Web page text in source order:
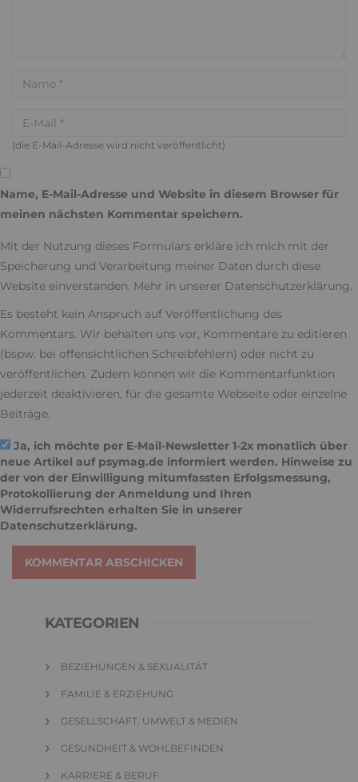
(die E-Mail-Adresse wird nicht veröffentlicht)
Name, E-Mail-Adresse und Website in diesem Browser für
meinen nächsten Kommentar speichern.
Mit der Nutzung dieses Formulars erkläre ich mich mit der
Speicherung und Verarbeitung meiner Daten durch diese
Website einverstanden. Mehr in unserer Datenschutzerklärung
Es besteht kein Anspruch auf Veröffentlichung des
Kommentars. Wir behalten uns vor, Kommentare zu editieren
(bspw. bei offensichtlichen Schreibfehlern) oder nicht zu
veröffentlichen. Zudem können wir die Kommentarfunktion
jederzeit deaktivieren, für die gesamte Webseite oder einzelne
Beiträge.
Ja, ich möchte per E-Mail-Newsletter 1-2x monatlich über
neue Artikel auf psymag.de informiert werden. Hinweise zu
der von der Einwilligung mitumfassten Erfolgsmessung,
Protokollierung der Anmeldung und Ihren
Widerrufsrechten erhalten Sie in unserer
Datenschutzerklärung.
KOMMENTAR ABSCHICKEN
KATEGORIEN
BEZIEHUNGEN & SEXUALITÄT
FAMILIE & ERZIEHUNG
GESELLSCHAFT, UMWELT & MEDIEN
GESUNDHEIT & WOHLBEFINDEN
KARRIERE & BERUF